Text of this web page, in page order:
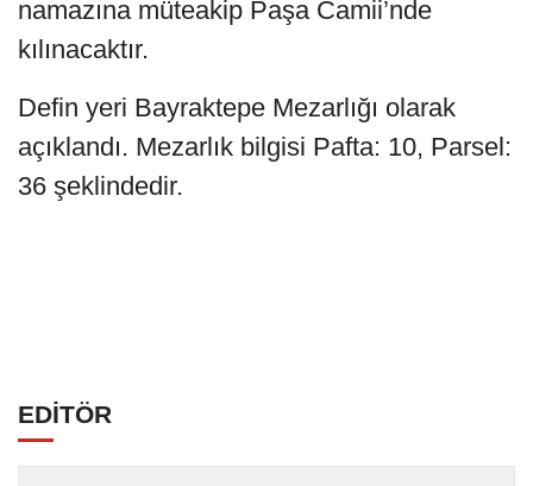
namazına müteakip Paşa Camii’nde
kılınacaktır.
Defin yeri Bayraktepe Mezarlığı olarak
açıklandı. Mezarlık bilgisi Pafta: 10, Parsel:
36 şeklindedir.
EDİTÖR